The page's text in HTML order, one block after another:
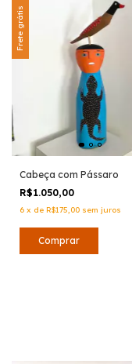
Frete grátis
Cabeça com Pássaro
R$1.050,00
6 x de R$175,00 sem juros